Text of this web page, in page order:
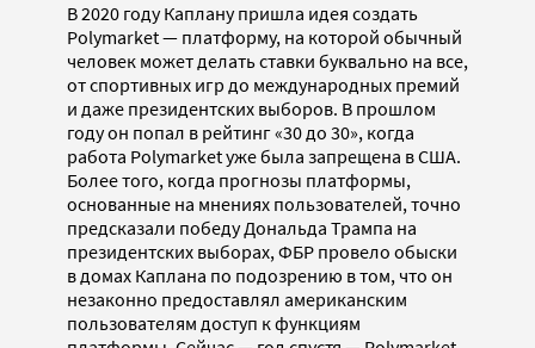
В 2020 году Каплану пришла идея создать
Polymarket — платформу, на которой обычный
человек может делать ставки буквально на все,
от спортивных игр до международных премий
и даже президентских выборов. В прошлом
году он попал в рейтинг «30 до 30», когда
работа Polymarket уже была запрещена в США.
Более того, когда прогнозы платформы,
основанные на мнениях пользователей, точно
предсказали победу Дональда Трампа на
президентских выборах, ФБР провело обыски
в домах Каплана по подозрению в том, что он
незаконно предоставлял американским
пользователям доступ к функциям